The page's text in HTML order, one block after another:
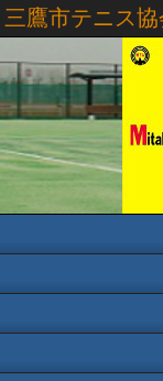
三鷹市テニス協